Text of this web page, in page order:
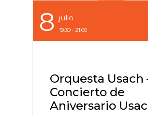
8 Julio
19:30 - 21:00
Orquesta Usach –
Concierto de
Aniversario